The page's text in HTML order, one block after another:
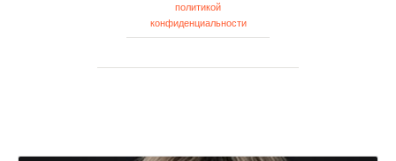
политикой
конфиденциальности